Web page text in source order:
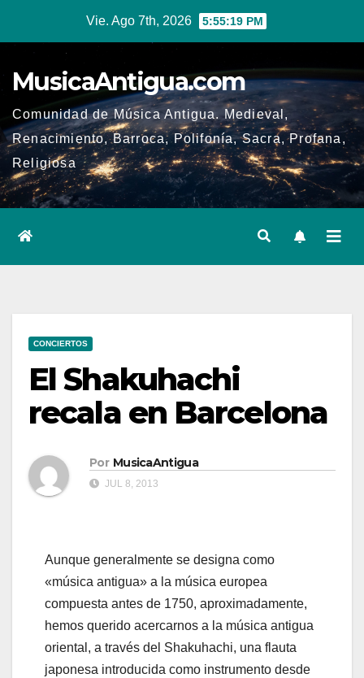
Vie. Ago 7th, 2026 5:55:19 PM
MusicaAntigua.com
Comunidad de Música Antigua. Medieval,
Renacimiento, Barroca, Polifonía, Sacra, Profana,
Religiosa
CONCIERTOS
El Shakuhachi
recala en Barcelona
Por MusicaAntigua
JUL 8, 2013
Aunque generalmente se designa como
«música antigua» a la música europea
compuesta antes de 1750, aproximadamente,
hemos querido acercarnos a la música antigua
oriental, a través del Shakuhachi, una flauta
japonesa introducida como instrumento desde